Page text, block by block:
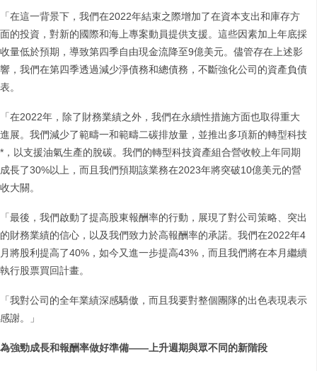
「在這一背景下，我們在2022年結束之際增加了在資本支出和庫存方
面的投資，對新的國際和海上專案動員提供支援。這些因素加上年底採
收量低於預期，導致第四季自由現金流降至9億美元。儘管存在上述影
響，我們在第四季透過減少淨債務和總債務，不斷強化公司的資產負債
表。
「在2022年，除了財務業績之外，我們在永續性措施方面也取得重大
進展。我們減少了範疇一和範疇二碳排放量，並推出多項新的轉型科技
*，以支援油氣生產的脫碳。我們的轉型科技資產組合營收較上年同期
成長了30%以上，而且我們預期該業務在2023年將突破10億美元的營
收大關。
「最後，我們啟動了提高股東報酬率的行動，展現了對公司策略、突出
的財務業績的信心，以及我們致力於高報酬率的承諾。我們在2022年4
月將股利提高了40%，如今又進一步提高43%，而且我們將在本月繼續
執行股票買回計畫。
「我對公司的全年業績深感驕傲，而且我要對整個團隊的出色表現表示
感謝。」
為強勁成長和報酬率做好準備——上升週期與眾不同的新階段